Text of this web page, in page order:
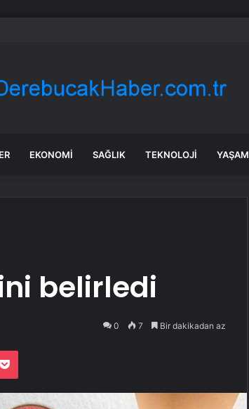
maymunlar huzuru korumak için öpüşüp sarılıyorlar
EKONOMI SAĞLIK TEKNOLOJI YAŞAM
belirledi
0 7 Bir dakikadan az
Pocket